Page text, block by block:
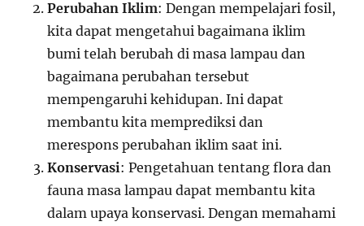
Perubahan Iklim: Dengan mempelajari fosil,
kita dapat mengetahui bagaimana iklim
bumi telah berubah di masa lampau dan
bagaimana perubahan tersebut
mempengaruhi kehidupan. Ini dapat
membantu kita memprediksi dan
merespons perubahan iklim saat ini.
Konservasi: Pengetahuan tentang flora dan
fauna masa lampau dapat membantu kita
dalam upaya konservasi. Dengan memahami